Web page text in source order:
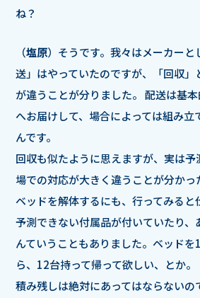
ね？
（塩原）そうです。我々はメーカー
送」はやっていたのですが、「回収」
が違うことが分りました。 配送は基
へお届けして、場合によっては組み立
んです。
回収も似たように思えますが、実は
場での対応が大きく違うことが分かっ
ベッドを解体するにも、行ってみると
予測できない付属品が付いていたり、
んていうこともありました。ベッド
ら、12台持って帰って欲しい、とか。
積み残しは絶対にあってはならないの